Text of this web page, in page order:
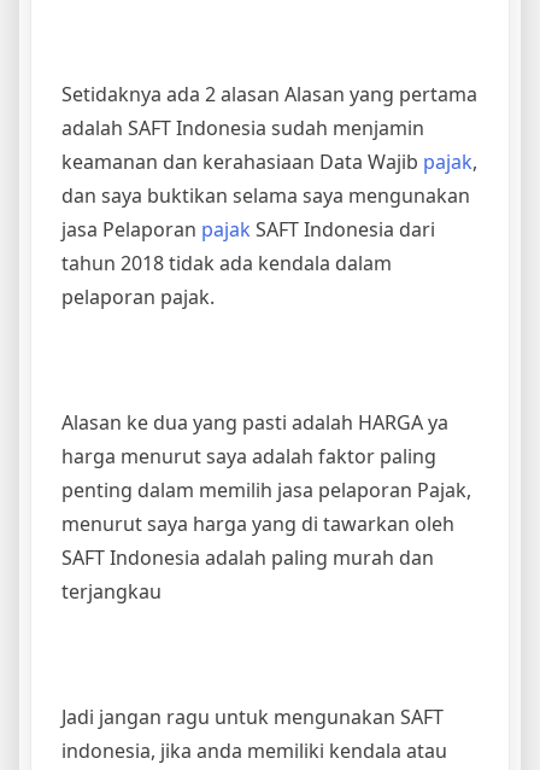
Setidaknya ada 2 alasan Alasan yang pertama
adalah SAFT Indonesia sudah menjamin
keamanan dan kerahasiaan Data Wajib pajak,
dan saya buktikan selama saya mengunakan
jasa Pelaporan pajak SAFT Indonesia dari
tahun 2018 tidak ada kendala dalam
pelaporan pajak.
Alasan ke dua yang pasti adalah HARGA ya
harga menurut saya adalah faktor paling
penting dalam memilih jasa pelaporan Pajak,
menurut saya harga yang di tawarkan oleh
SAFT Indonesia adalah paling murah dan
terjangkau
Jadi jangan ragu untuk mengunakan SAFT
indonesia, jika anda memiliki kendala atau